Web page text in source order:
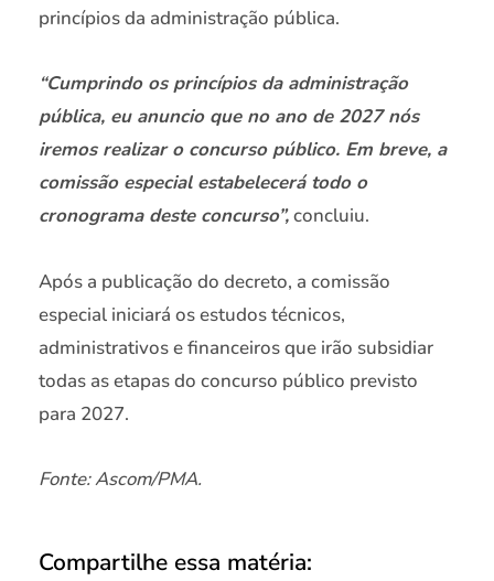
princípios da administração pública.
“Cumprindo os princípios da administração
pública, eu anuncio que no ano de 2027 nós
iremos realizar o concurso público. Em breve, a
comissão especial estabelecerá todo o
cronograma deste concurso”,concluiu.
Após a publicação do decreto, a comissão
especial iniciará os estudos técnicos,
administrativos e financeiros que irão subsidiar
todas as etapas do concurso público previsto
para 2027.
Fonte: Ascom/PMA.
Compartilhe essa matéria: